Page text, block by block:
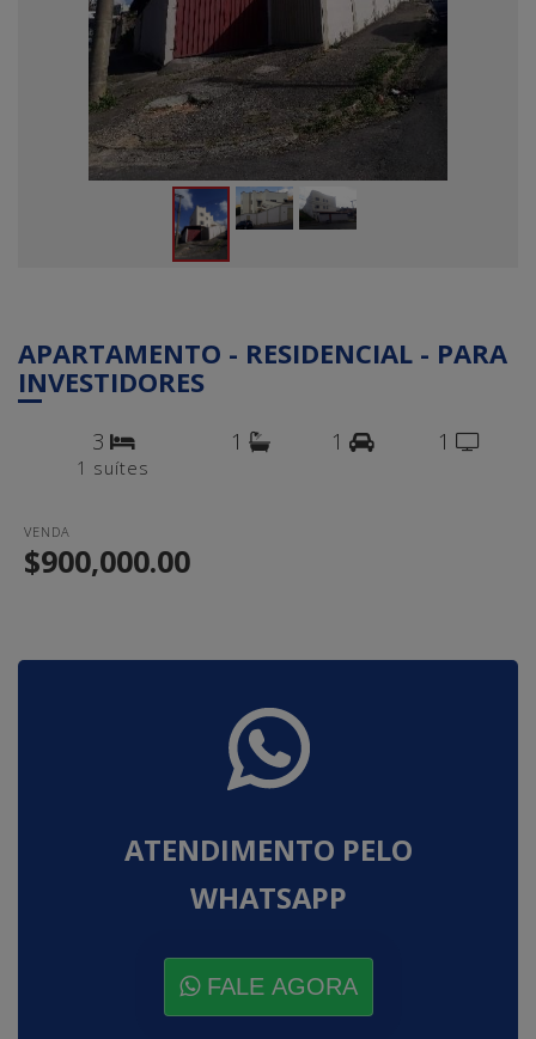
APARTAMENTO - RESIDENCIAL - PARA
INVESTIDORES
3
1 suítes
1 1 1
VENDA
$900,000.00
ATENDIMENTO PELO
WHATSAPP
FALE AGORA